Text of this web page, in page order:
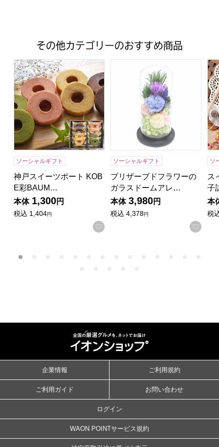
その他カテゴリーのおすすめ商品
神戸スイーツポート KOBE彩BAUM【年間ギフト】[BKI-
ソーシャルギフト
神戸スイーツポート KOB
E彩BAUM…
本体 1,300円
税込 1,404円
お気に入りに登録する
プリザーブドフラワーのガラ
ソーシャルギフト
プリザーブドフラワーの
ガラスドームアレ…
本体 3,980円
税込 4,378円
お気
ス
ソ
ス
子
本
税
企業情報 ご利用規約
ご利用ガイド お問い合わせ
ログイン
WAON POINTサービス規約